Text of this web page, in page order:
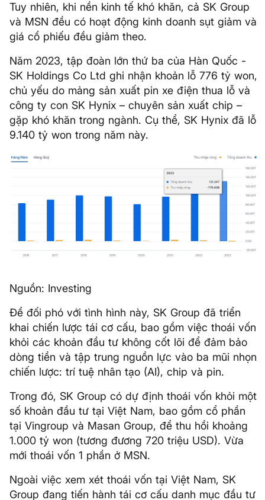
Tuy nhiên, khi nền kinh tế khó khăn, cả SK Group
và MSN đều có hoạt động kinh doanh sụt giảm và
giá cổ phiếu đều giảm theo.
Năm 2023, tập đoàn lớn thứ ba của Hàn Quốc -
SK Holdings Co Ltd ghi nhận khoản lỗ 776 tỷ won,
chủ yếu do mảng sản xuất pin xe điện thua lỗ và
công ty con SK Hynix – chuyên sản xuất chip –
gặp khó khăn trong ngành. Cụ thể, SK Hynix đã lỗ
9.140 tỷ won trong năm này.
Nguồn: Investing
Để đối phó với tình hình này, SK Group đã triển
khai chiến lược tái cơ cấu, bao gồm việc thoái vốn
khỏi các khoản đầu tư không cốt lõi để đảm bảo
dòng tiền và tập trung nguồn lực vào ba mũi nhọn
chiến lược: trí tuệ nhân tạo (AI), chip và pin.
Trong đó, SK Group có dự định thoái vốn khỏi một
số khoản đầu tư tại Việt Nam, bao gồm cổ phần
tại Vingroup và Masan Group, để thu hồi khoảng
1.000 tỷ won (tương đương 720 triệu USD). Vừa
mới thoái vốn 1 phần ở MSN.
Ngoài việc xem xét thoái vốn tại Việt Nam, SK
Group đang tiến hành tái cơ cấu danh mục đầu tư